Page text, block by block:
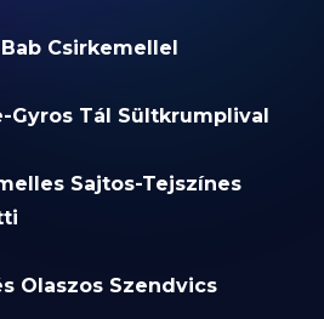
Csirkemellel
Gyros Tál Sültkrumplival
Sajtos-Tejszínes
Olaszos Szendvics